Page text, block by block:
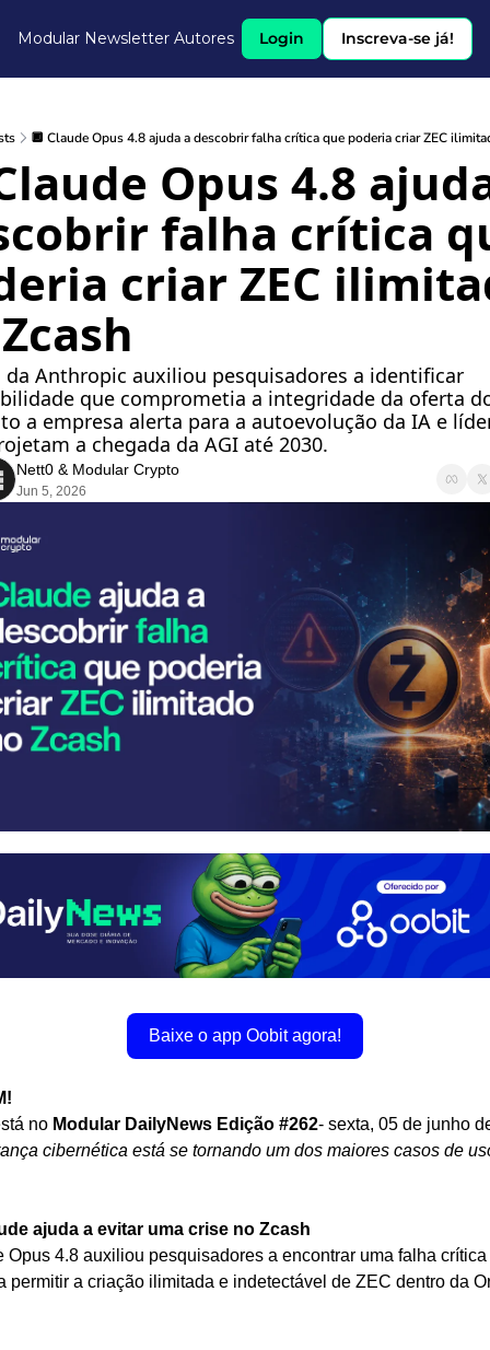
Modular Newsletter Autores Login Inscreva-se já!
🔲 Claude Opus 4.8 ajuda a descobrir falha crítica que poderia criar ZEC
Opus 4.8
falha crítica
criar ZEC
da Anthropic auxiliou pesquisadores a identificar
que comprometia a integridade da oferta
a empresa alerta para a autoevolução da IA e
a chegada da AGI até 2030.
Nett0 & Modular Crypto
Jun 5, 2026
Baixe o app Oobit agora!
no Modular DailyNews Edição #262- sexta, 05 de junho
cibernética está se tornando um dos maiores casos de
ajuda a evitar uma crise no Zcash
Opus 4.8 auxiliou pesquisadores a encontrar uma falha
permitir a criação ilimitada e indetectável de ZEC dentro da